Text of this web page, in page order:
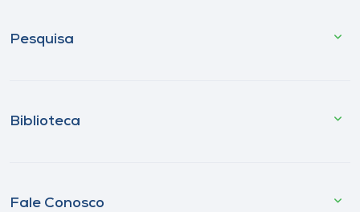
Pesquisa
Biblioteca
Fale Conosco